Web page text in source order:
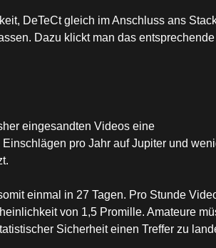
DeTeCt gleich im Anschluss ans
Dazu klickt man das entsprechende
eingesandten Videos eine
pro Jahr auf Jupiter und
einmal in 27 Tagen. Pro Stunde
von 1,5 Promille. Amateure
Sicherheit einen Treffer zu